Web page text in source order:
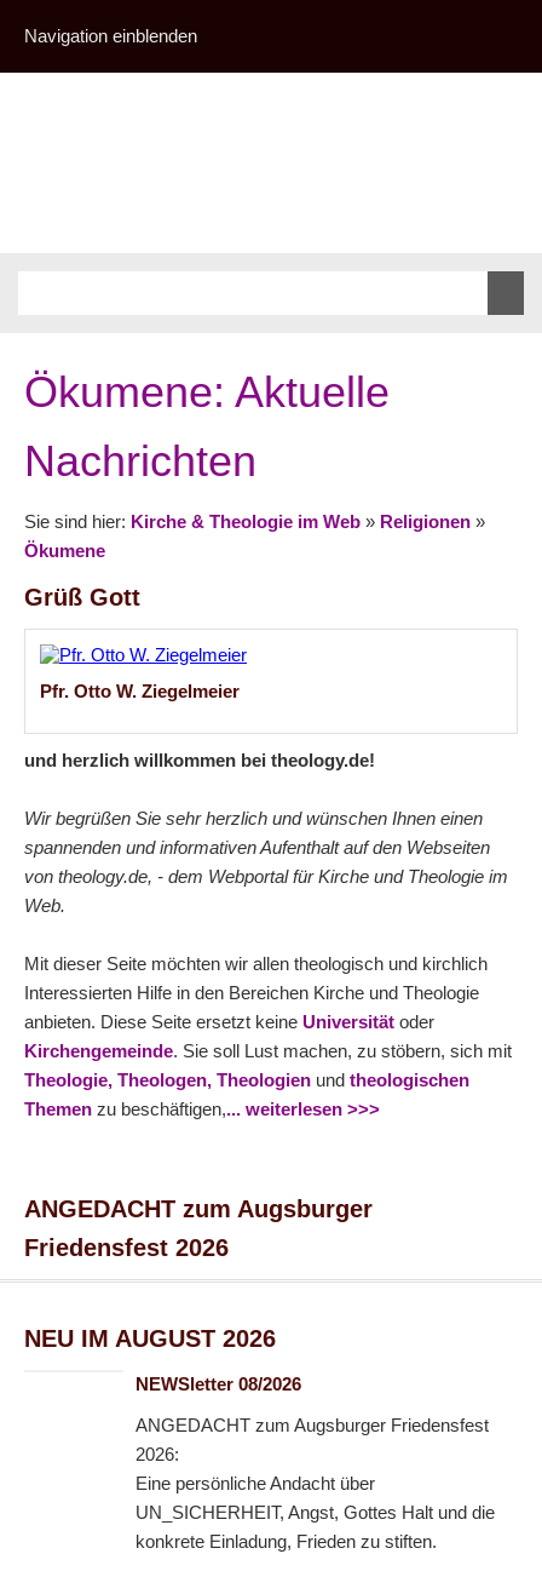
Navigation einblenden
Ökumene: Aktuelle
Nachrichten
Sie sind hier: Kirche & Theologie im Web » Religionen »
Ökumene
Grüß Gott
Pfr. Otto W. Ziegelmeier
und herzlich willkommen bei theology.de!
Wir begrüßen Sie sehr herzlich und wünschen Ihnen einen
spannenden und informativen Aufenthalt auf den Webseiten
von theology.de, - dem Webportal für Kirche und Theologie im
Web.
Mit dieser Seite möchten wir allen theologisch und kirchlich
Interessierten Hilfe in den Bereichen Kirche und Theologie
anbieten. Diese Seite ersetzt keine Universität oder
Kirchengemeinde. Sie soll Lust machen, zu stöbern, sich mit
Theologie, Theologen, Theologien und theologischen
Themen zu beschäftigen,... weiterlesen >>>
ANGEDACHT zum Augsburger
Friedensfest 2026
NEU IM AUGUST 2026
NEWSletter 08/2026
ANGEDACHT zum Augsburger Friedensfest
2026:
Eine persönliche Andacht über
UN_SICHERHEIT, Angst, Gottes Halt und die
konkrete Einladung, Frieden zu stiften.